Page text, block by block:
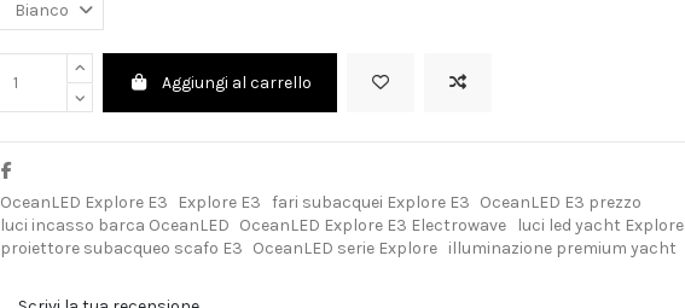
Aggiungi al carrello
OceanLED Explore E3 Explore E3 fari subacquei Explore E3 OceanLED E3 prezzo
luci incasso barca OceanLED OceanLED Explore E3 Electrowave
luci led yacht Explore
proiettore subacqueo scafo E3 OceanLED serie Explore illuminazione premium yacht